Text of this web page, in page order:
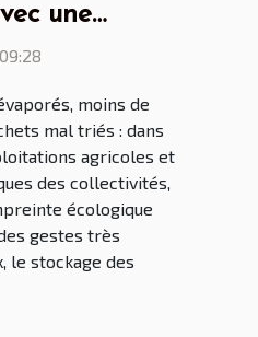
une
moins de
mal triés : dans
agricoles et
des collectivités,
écologique
gestes très
le stockage des